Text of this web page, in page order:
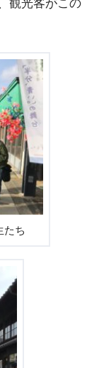
観光客がこの
たち